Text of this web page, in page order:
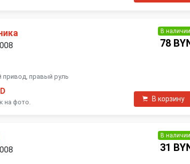
привод, правый руль
на фото.
В наличии
78
В корзину
В наличии
31